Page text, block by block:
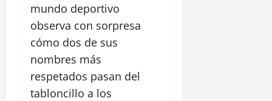
mundo deportivo
observa con sorpresa
cómo dos de sus
nombres más
respetados pasan del
tabloncillo a los